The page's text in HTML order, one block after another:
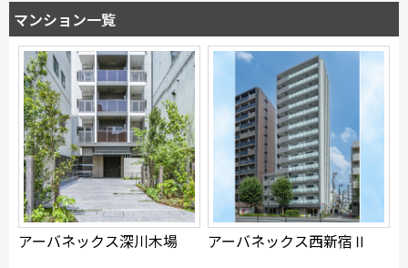
マンション一覧
アーバネックス深川木場 アーバネックス西新宿Ⅱ
より詳細な絞り込み
建物施設やお部屋の設備、方位、階数などの絞り込みが
できます
設定あり